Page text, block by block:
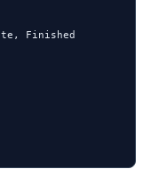
Finished